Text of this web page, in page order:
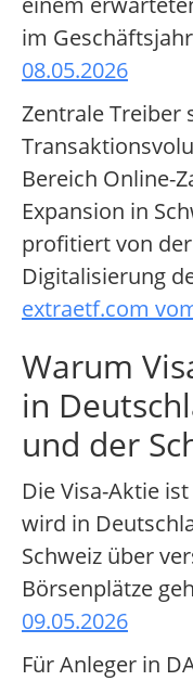
im
08.05.2026
Zentrale Treiber
Bereich Online-
Expansion in
profitiert von
Digitalisierung
extraetf.com
Warum
in
und der
Die Visa-Aktie
wird in
Schweiz über
Börsenplätze
09.05.2026
Für Anleger in